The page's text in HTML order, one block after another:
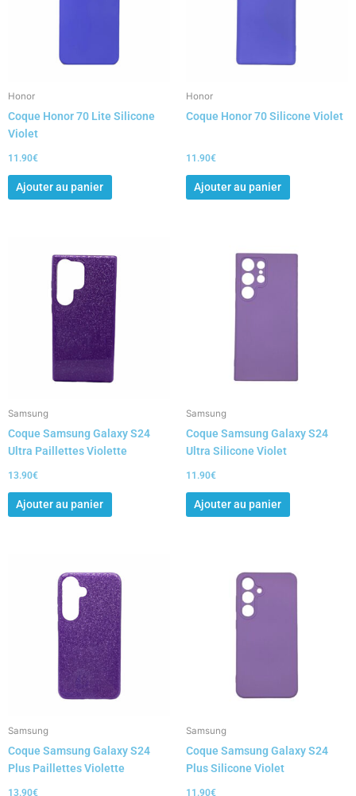
Honor
Coque Honor 70 Lite Silicone
Violet
11.90€
Ajouter au panier
Honor
Coque Honor 70 Silicone Violet
11.90€
Ajouter au panier
Samsung
Coque Samsung Galaxy S24
Ultra Paillettes Violette
13.90€
Ajouter au panier
Samsung
Coque Samsung Galaxy S24
Ultra Silicone Violet
11.90€
Ajouter au panier
Samsung
Coque Samsung Galaxy S24
Plus Paillettes Violette
13.90€
Samsung
Coque Samsung Galaxy S24
Plus Silicone Violet
11.90€